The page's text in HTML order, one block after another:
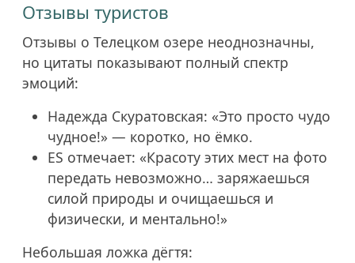
Отзывы туристов
Отзывы о Телецком озере неоднозначны,
но цитаты показывают полный спектр
эмоций:
Надежда Скуратовская: «Это просто чудо
чудное!» — коротко, но ёмко.
ES отмечает: «Красоту этих мест на фото
передать невозможно… заряжаешься
силой природы и очищаешься и
физически, и ментально!»
Небольшая ложка дёгтя: